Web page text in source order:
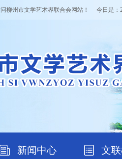
柳州市文学艺术界联合会网站！ 今日是：
新闻中心 文